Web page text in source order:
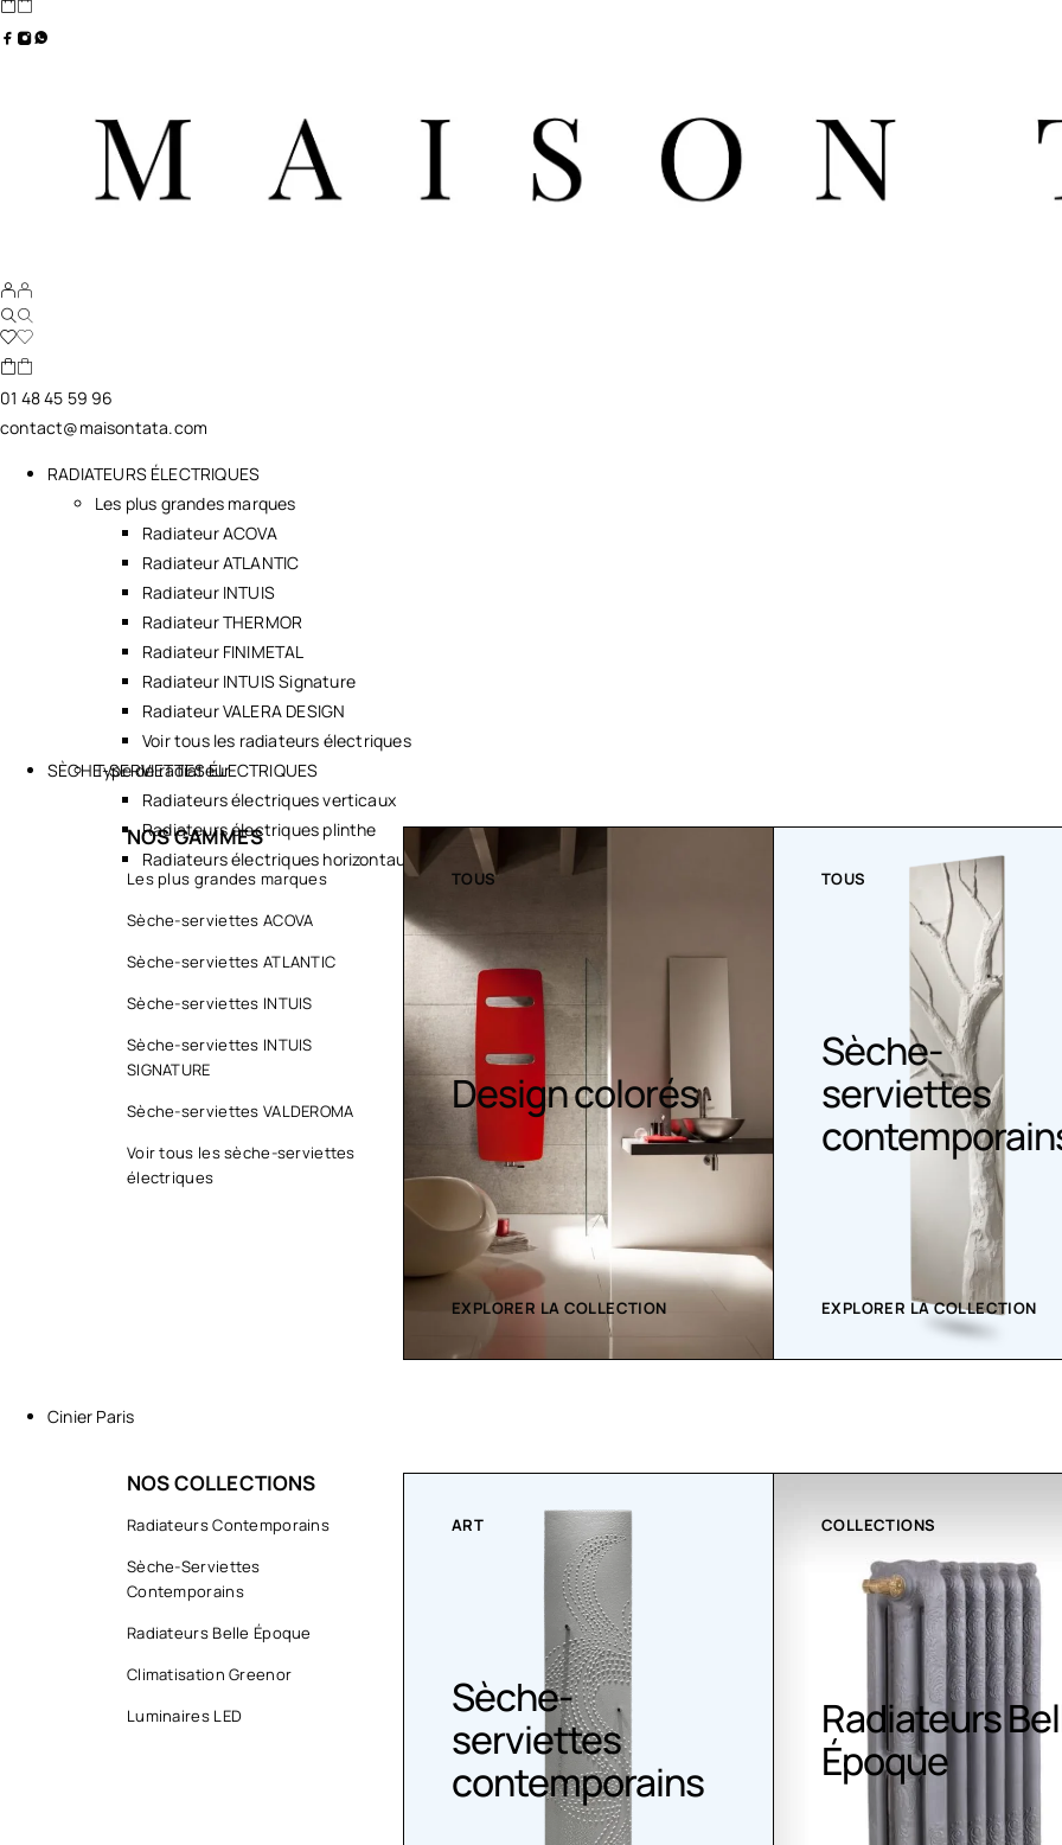
01 48 45 59 96
contact@maisontata.com
RADIATEURS ÉLECTRIQUES
Les plus grandes marques
Radiateur ACOVA
Radiateur ATLANTIC
Radiateur INTUIS
Radiateur THERMOR
Radiateur FINIMETAL
Radiateur INTUIS Signature
Radiateur VALERA DESIGN
Voir tous les radiateurs électriques
Type de radiateur
Radiateurs électriques verticaux
Radiateurs électriques plinthe
Radiateurs électriques horizontaux
SÈCHE-SERVIETTES ÉLECTRIQUES
NOS GAMMES
Les plus grandes marques
Sèche-serviettes ACOVA
Sèche-serviettes ATLANTIC
Sèche-serviettes INTUIS
Sèche-serviettes INTUIS
SIGNATURE
Sèche-serviettes VALDEROMA
Voir tous les sèche-serviettes
électriques
Sèche serviette
TOUS
Design colorés
EXPLORER LA COLLECTION
TOUS
Sèche-
serviettes
EXPLORER LA COLLECTION
Cinier Paris
NOS COLLECTIONS
Radiateurs Contemporains
Sèche-Serviettes
Contemporains
Radiateurs Belle Époque
Climatisation Greenor
Luminaires LED
Sèche-
serviettes
COLLECTIONS
Radiateurs Belle
Époque
CLIMATISATION GREENOR
Climatisation
Greenor